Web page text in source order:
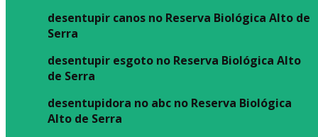
desentupir canos no Reserva Biológica Alto de
Serra
desentupir esgoto no Reserva Biológica Alto
de Serra
desentupidora no abc no Reserva Biológica
Alto de Serra